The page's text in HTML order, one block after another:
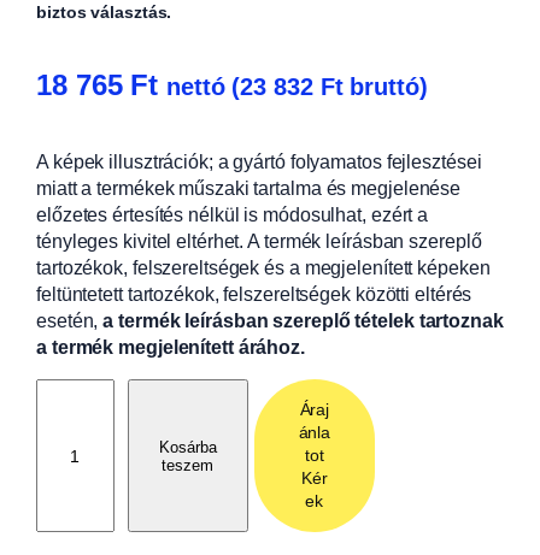
biztos választás.
18 765 Ft nettó (23 832 Ftbruttó)
A képek illusztrációk; a gyártó folyamatos fejlesztései
miatt a termékek műszaki tartalma és megjelenése
előzetes értesítés nélkül is módosulhat, ezért a
tényleges kivitel eltérhet. A termék leírásban szereplő
tartozékok, felszereltségek és a megjelenített képeken
feltüntetett tartozékok, felszereltségek közötti eltérés
esetén,a termék leírásban szereplő tételek tartoznak
a termék megjelenített árához.
Kosárba
teszem
Áraj
ánla
tot
Kér
ek